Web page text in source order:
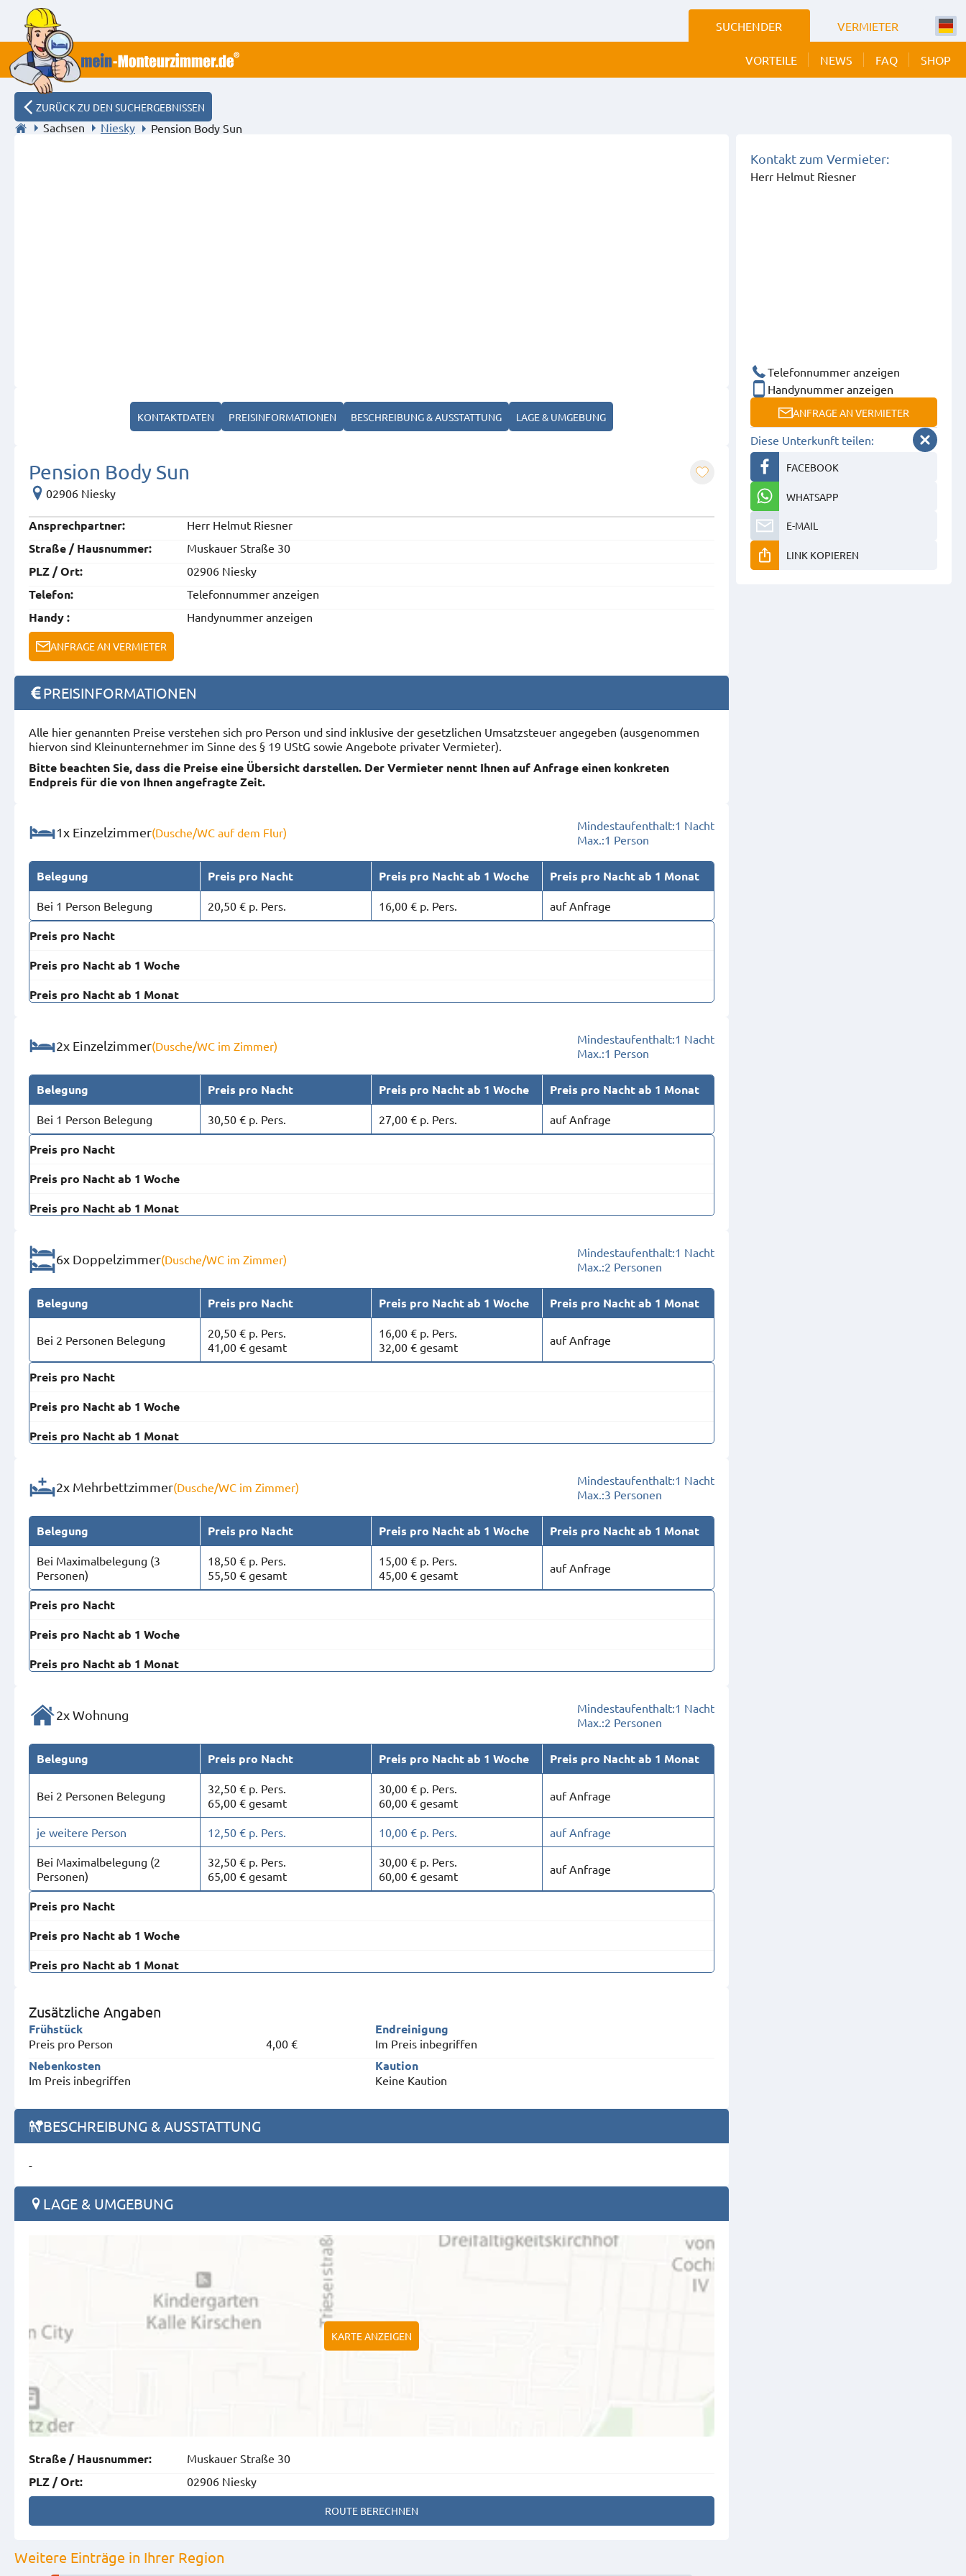
SUCHENDER VERMIETER
VORTEILE NEWS FAQ SHOP
ZURÜCK ZU DEN SUCHERGEBNISSEN
Sachsen Niesky Pension Body Sun
KONTAKTDATEN PREISINFORMATIONEN BESCHREIBUNG & AUSSTATTUNG LAGE & UMGEBUNG
Pension Body Sun
02906 Niesky
Ansprech­partner: Herr Helmut Riesner
Straße / Hausnummer: Muskauer Straße 30
PLZ / Ort: 02906 Niesky
Telefon: Telefonnummer anzeigen
Handy : Handynummer anzeigen
ANFRAGE AN VERMIETER
PREISINFORMATIONEN
Alle hier genannten Preise verstehen sich pro Person und sind inklusive der gesetzlichen Umsatzsteuer angegeben (ausgenommen
hiervon sind Kleinunternehmer im Sinne des § 19 UStG sowie Angebote privater Vermieter).
Bitte beachten Sie, dass die Preise eine Übersicht darstellen. Der Vermieter nennt Ihnen auf Anfrage einen konkreten
Endpreis für die von Ihnen angefragte Zeit.
1x Einzelzimmer(Dusche/WC auf dem Flur) Mindestaufenthalt:1 Nacht
Max.:1 Person
Belegung Preis pro Nacht Preis pro Nacht ab 1 Woche Preis pro Nacht ab 1 Monat
Bei 1 Person Belegung 20,50 € p. Pers. 16,00 € p. Pers. auf Anfrage
Preis pro Nacht
Preis pro Nacht ab 1 Woche
Preis pro Nacht ab 1 Monat
2x Einzelzimmer(Dusche/WC im Zimmer) Mindestaufenthalt:1 Nacht
Max.:1 Person
Belegung Preis pro Nacht Preis pro Nacht ab 1 Woche Preis pro Nacht ab 1 Monat
Bei 1 Person Belegung 30,50 € p. Pers. 27,00 € p. Pers. auf Anfrage
Preis pro Nacht
Preis pro Nacht ab 1 Woche
Preis pro Nacht ab 1 Monat
6x Doppelzimmer(Dusche/WC im Zimmer) Mindestaufenthalt:1 Nacht
Max.:2 Personen
Belegung Preis pro Nacht Preis pro Nacht ab 1 Woche Preis pro Nacht ab 1 Monat
Bei 2 Personen Belegung
20,50 € p. Pers.
41,00 € gesamt
16,00 € p. Pers.
32,00 € gesamt
auf Anfrage
Preis pro Nacht
Preis pro Nacht ab 1 Woche
Preis pro Nacht ab 1 Monat
2x Mehrbettzimmer(Dusche/WC im Zimmer) Mindestaufenthalt:1 Nacht
Max.:3 Personen
Belegung Preis pro Nacht Preis pro Nacht ab 1 Woche Preis pro Nacht ab 1 Monat
Bei Maximal­belegung (3
Personen)
18,50 € p. Pers.
55,50 € gesamt
15,00 € p. Pers.
45,00 € gesamt
auf Anfrage
Preis pro Nacht
Preis pro Nacht ab 1 Woche
Preis pro Nacht ab 1 Monat
2x Wohnung Mindestaufenthalt:1 Nacht
Max.:2 Personen
Belegung Preis pro Nacht Preis pro Nacht ab 1 Woche Preis pro Nacht ab 1 Monat
Bei 2 Personen Belegung
32,50 € p. Pers.
65,00 € gesamt
30,00 € p. Pers.
60,00 € gesamt
auf Anfrage
je weitere Person 12,50 € p. Pers. 10,00 € p. Pers. auf Anfrage
Bei Maximal­belegung (2
Personen)
32,50 € p. Pers.
65,00 € gesamt
30,00 € p. Pers.
60,00 € gesamt
auf Anfrage
Preis pro Nacht
Preis pro Nacht ab 1 Woche
Preis pro Nacht ab 1 Monat
Zusätzliche Angaben
Frühstück
Preis pro Person 4,00 €
Endreinigung
Im Preis inbegriffen
Nebenkosten
Im Preis inbegriffen
Kaution
Keine Kaution
BESCHREIBUNG & AUSSTATTUNG
-
LAGE & UMGEBUNG
KARTE ANZEIGEN
Straße / Hausnummer: Muskauer Straße 30
PLZ /Ort: 02906 Niesky
ROUTE BERECHNEN
Weitere Einträge in Ihrer Region
Kontakt zum Vermieter:
Herr Helmut Riesner
Telefonnummer anzeigen
Handynummer anzeigen
ANFRAGE AN VERMIETER
Diese Unterkunft teilen:
FACEBOOK
WHATSAPP
E-MAIL
LINK KOPIEREN